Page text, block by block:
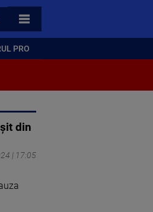
TOATE CATEGORIILE
PRO
din
| 17:05